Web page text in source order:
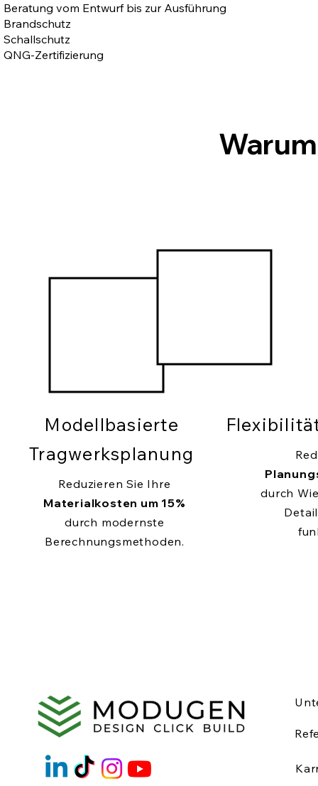
Beratung vom Entwurf bis zur Ausführung
Brandschutz
Schallschutz
QNG-Zertifizierung
Modellbasierte
Tragwerksplanung
Reduzieren Sie Ihre
Materialkosten um 15%
durch modernste
Berechnungsmethoden.
durch